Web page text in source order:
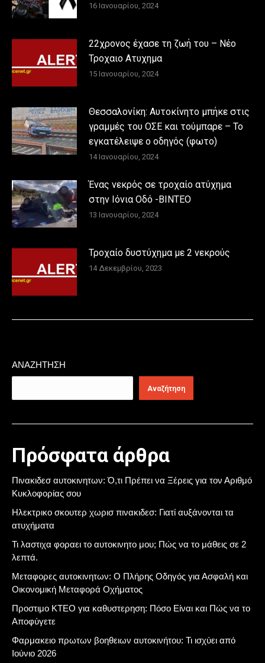
16 Ιανουαρίου, 2024
22χρονος έχασε τη ζωή του – Νέο
Τροχαιο Ατυχημα
15 Ιανουαρίου, 2024
Θεσσαλονίκη: Αυτοκίνητο μπήκε στις
γραμμές του ΟΣΕ και τούμπαρε – Το
εγκατέλειψε ο οδηγός (φωτο)
14 Ιανουαρίου, 2024
Ένας νεκρός σε τροχαίο ατύχημα
στην Ιόνια Οδό -ΒΙΝΤΕΟ
13 Ιανουαρίου, 2024
Τροχαίο δυστύχημα με 2 νεκρούς
14 Δεκεμβρίου, 2023
ΑΝΑΖΉΤΗΣΗ
Αναζήτηση
Πρόσφατα άρθρα
Πινακιδεσ αυτοκινητων: Ό,τι Πρέπει να Ξέρεις για τον Αριθμό
Κυκλοφορίας σου
Ηλεκτρικο σκουτερ χωρισ πινακιδεσ: Γιατί αυξάνονται τα
ατυχήματα
Τι λαστιχα φοραει το αυτοκινητο μου; Πώς να το μάθεις σε 2
λεπτά.
Μεταφορες αυτοκινητων: Ο Πλήρης Οδηγός για Ασφαλή και
Οικονομική Μεταφορά Οχήματος
Προστιμο ΚΤΕΟ για καθυστερηση: Πόσο Είναι και Πώς να το
Αποφύγετε
Φαρμακειο πρωτων βοηθειων αυτοκινήτου: Τι ισχύει από
Ιούνιο 2026